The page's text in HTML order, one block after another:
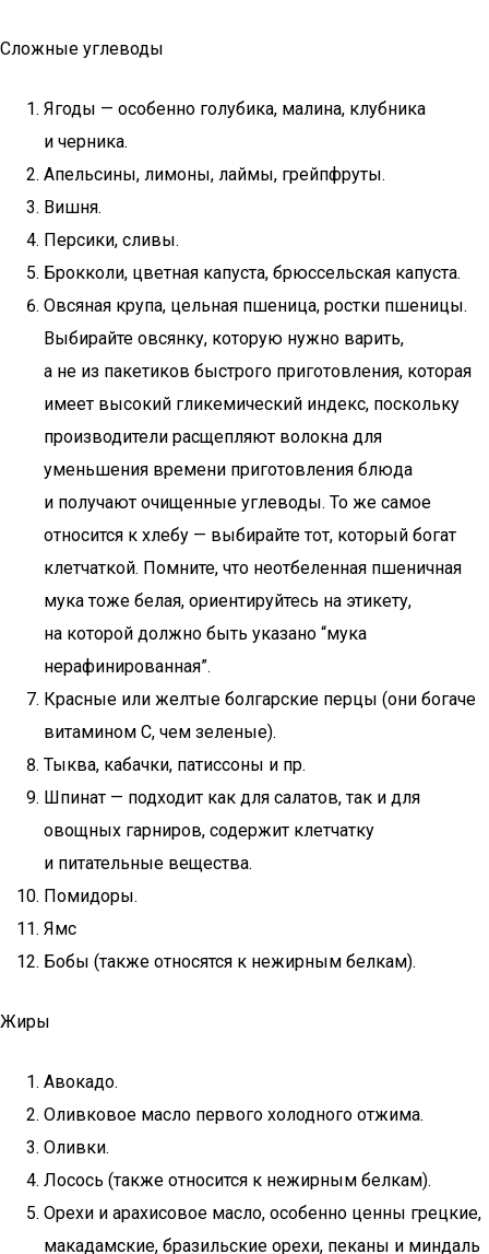
Сложные углеводы
Ягоды — особенно голубика, малина, клубника
и черника.
Апельсины, лимоны, лаймы, грейпфруты.
Вишня.
Персики, сливы.
Брокколи, цветная капуста, брюссельская капуста.
Овсяная крупа, цельная пшеница, ростки пшеницы.
Выбирайте овсянку, которую нужно варить,
а не из пакетиков быстрого приготовления, которая
имеет высокий гликемический индекс, поскольку
производители расщепляют волокна для
уменьшения времени приготовления блюда
и получают очищенные углеводы. То же самое
относится к хлебу — выбирайте тот, который богат
клетчаткой. Помните, что неотбеленная пшеничная
мука тоже белая, ориентируйтесь на этикету,
на которой должно быть указано “мука
нерафинированная”.
Красные или желтые болгарские перцы (они богаче
витамином С, чем зеленые).
Тыква, кабачки, патиссоны и пр.
Шпинат — подходит как для салатов, так и для
овощных гарниров, содержит клетчатку
и питательные вещества.
Помидоры.
Ямс
Бобы (также относятся к нежирным белкам).
Жиры
Авокадо.
Оливковое масло первого холодного отжима.
Оливки.
Лосось (также относится к нежирным белкам).
Орехи и арахисовое масло, особенно ценны грецкие,
макадамские, бразильские орехи, пеканы и миндаль